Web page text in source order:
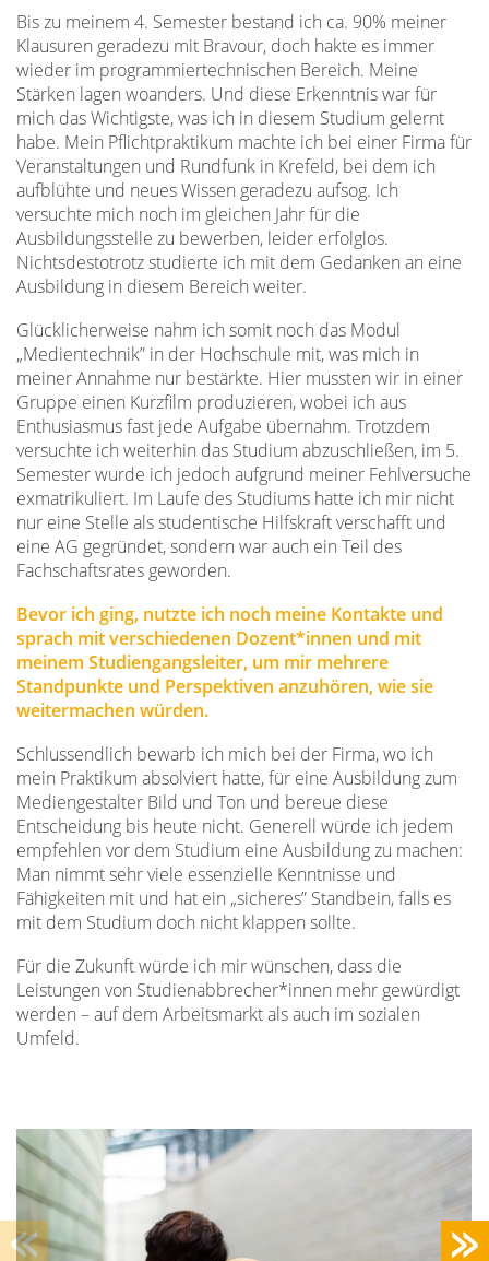
Bis zu meinem 4. Semester bestand ich ca. 90% meiner
Klausuren geradezu mit Bravour, doch hakte es immer
wieder im programmiertechnischen Bereich. Meine
Stärken lagen woanders. Und diese Erkenntnis war für
mich das Wichtigste, was ich in diesem Studium gelernt
habe. Mein Pflichtpraktikum machte ich bei einer Firma für
Veranstaltungen und Rundfunk in Krefeld, bei dem ich
aufblühte und neues Wissen geradezu aufsog. Ich
versuchte mich noch im gleichen Jahr für die
Ausbildungsstelle zu bewerben, leider erfolglos.
Nichtsdestotrotz studierte ich mit dem Gedanken an eine
Ausbildung in diesem Bereich weiter.
Glücklicherweise nahm ich somit noch das Modul
„Medientechnik” in der Hochschule mit, was mich in
meiner Annahme nur bestärkte. Hier mussten wir in einer
Gruppe einen Kurzfilm produzieren, wobei ich aus
Enthusiasmus fast jede Aufgabe übernahm. Trotzdem
versuchte ich weiterhin das Studium abzuschließen, im 5.
Semester wurde ich jedoch aufgrund meiner Fehlversuche
exmatrikuliert. Im Laufe des Studiums hatte ich mir nicht
nur eine Stelle als studentische Hilfskraft verschafft und
eine AG gegründet, sondern war auch ein Teil des
Fachschaftsrates geworden.
Bevor ich ging, nutzte ich noch meine Kontakte und
sprach mit verschiedenen Dozent*innen und mit
meinem Studiengangsleiter, um mir mehrere
Standpunkte und Perspektiven anzuhören, wie sie
weitermachen würden.
Schlussendlich bewarb ich mich bei der Firma, wo ich
mein Praktikum absolviert hatte, für eine Ausbildung zum
Mediengestalter Bild und Ton und bereue diese
Entscheidung bis heute nicht. Generell würde ich jedem
empfehlen vor dem Studium eine Ausbildung zu machen:
Man nimmt sehr viele essenzielle Kenntnisse und
Fähigkeiten mit und hat ein „sicheres” Standbein, falls es
mit dem Studium doch nicht klappen sollte.
Für die Zukunft würde ich mir wünschen, dass die
Leistungen von Studienabbrecher*innen mehr gewürdigt
werden – auf dem Arbeitsmarkt als auch im sozialen
Umfeld.